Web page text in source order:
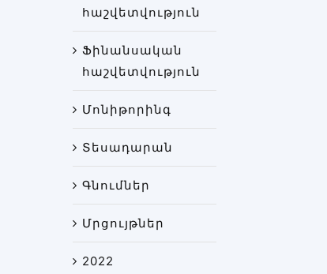
հաշվետվություն
Ֆինանսական
հաշվետվություն
Մոնիթորինգ
Տեսադարան
Գնումներ
Մրցույթներ
2022